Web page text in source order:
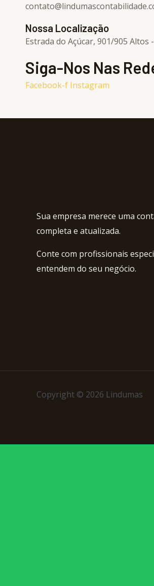
Nossa Localização
Estrada do Açúcar, 901/905 Altos
Siga-Nos Nas
Facebook-f Instagram
Sua empresa merece uma
completa e atualizada.
Conte com profissionais
entendem do seu negócio.
Copyright © 2026 Lindumas